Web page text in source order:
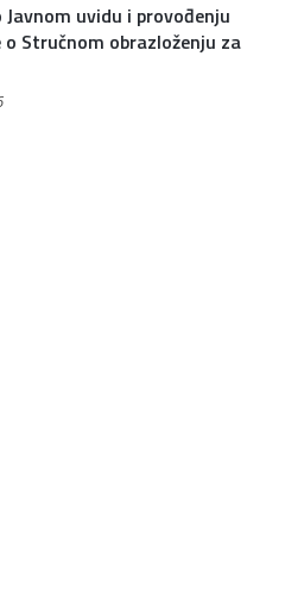
Javnom uvidu i provođenju
Stručnom obrazloženju za